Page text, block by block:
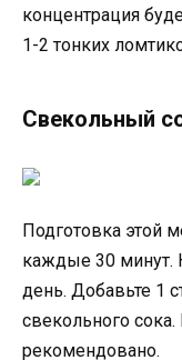
концентрация
1-2 тонких
Свекольный
Подготовка этой
каждые 30 минут.
день. Добавьте 1
свекольного
рекомендовано.